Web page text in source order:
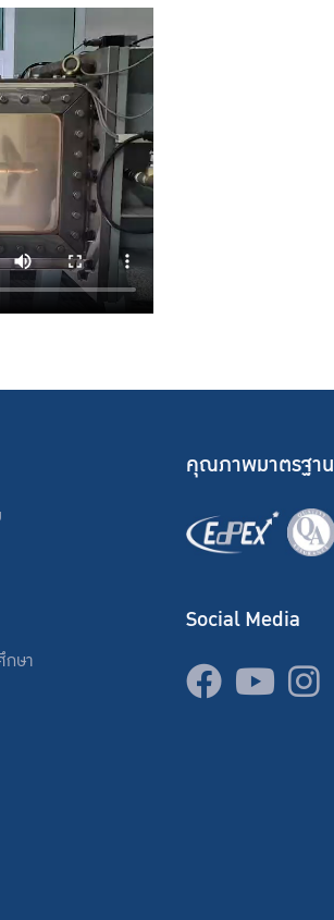
กษา
คุณภาพมาตรฐาน
Social Media